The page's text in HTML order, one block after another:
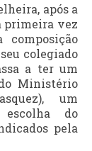
após a
primeira vez
colegiado
a ter um
Ministério
um
do
pela